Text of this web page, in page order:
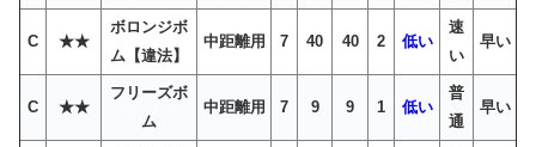
C ★★
ボロンジボ
ム【違法】
中距離用 7 40 40 2 低い
速
い
早い
C ★★
フリーズボ
ム
中距離用 7 9 9 1 低い
普
通
早い